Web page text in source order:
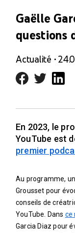
Gaëlle
questions
Actualité •
En 2023, le
YouTube est
premier
Au programme,
Grousset pour
conseils de
YouTube. Dans ce
Garcia Diaz pour